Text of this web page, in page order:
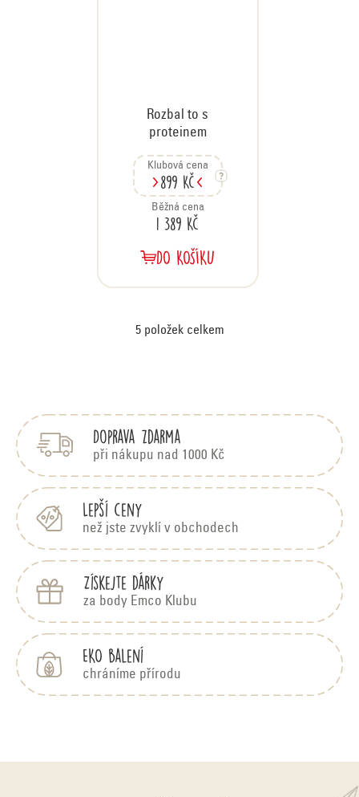
Rozbal to s
proteinem
Klubová cena
899 Kč
Běžná cena
1 389 Kč
DO KOŠÍKU
O
á
d
a
í
p
r
v
y
p
5položek celkem
Doprava zdarma
při nákupu nad 1000 Kč
Lepší ceny
než jste zvyklí v obchodech
Získejte dárky
za body Emco Klubu
EKO balení
chráníme přírodu